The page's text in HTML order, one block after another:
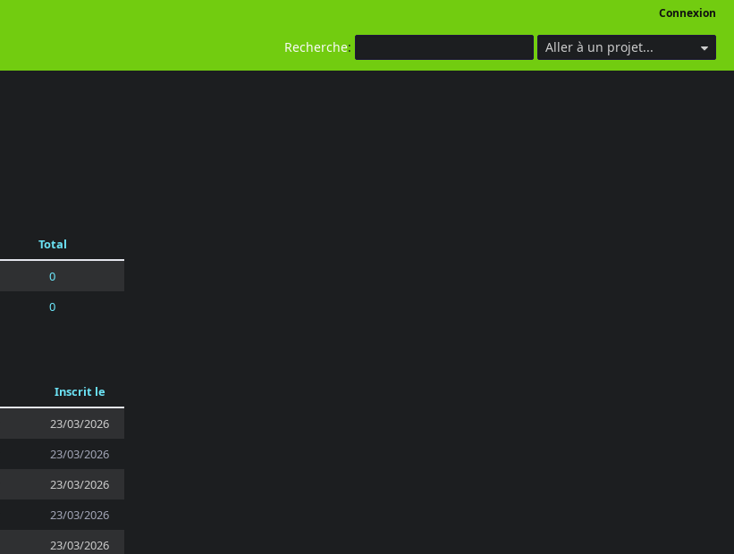
Connexion
Recherche: Aller à un projet...
Total
0
0
Inscrit le
23/03/2026
23/03/2026
23/03/2026
23/03/2026
23/03/2026